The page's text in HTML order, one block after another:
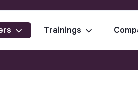
Trainings